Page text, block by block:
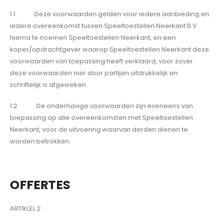
1.1 Deze voorwaarden gelden voor iedere aanbieding en
iedere overeenkomst tussen Speeltoestellen Neerkant B.V.
hierna te noemen Speeltoestellen Neerkant, en een
koper/opdrachtgever waarop Speeltoestellen Neerkant deze
voorwaarden van toepassing heeft verklaard, voor zover
deze voorwaarden nier door partijen uitdrukkelijk en
schriftelijk is afgeweken.
1.2 De onderhavige voorwaarden zijn eveneens van
toepassing op alle overeenkomsten met Speeltoestellen
Neerkant, voor de uitvoering waarvan derden dienen te
worden betrokken.
OFFERTES
ARTIKLEL 2